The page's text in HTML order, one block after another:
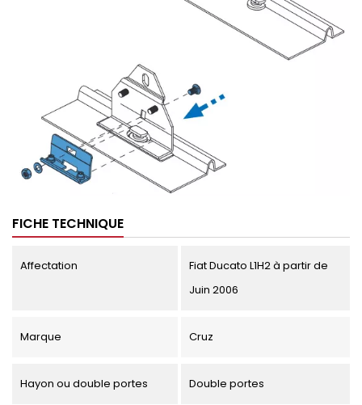
FICHE TECHNIQUE
Affectation
Fiat Ducato L1H2 à partir de
Juin 2006
Marque Cruz
Hayon ou double portes Double portes